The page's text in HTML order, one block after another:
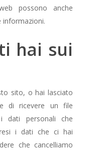
possono anche
informazioni.
hai sui
sito, o hai lasciato
di ricevere un file
dati personali che
i dati che ci hai
che cancelliamo